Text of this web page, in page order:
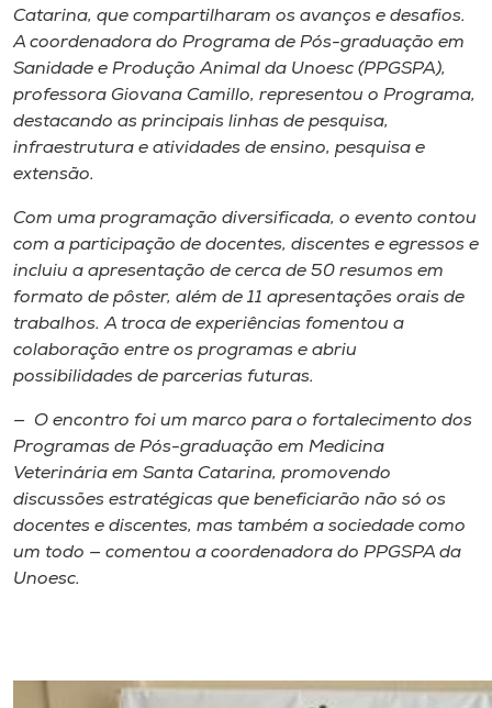
Catarina, que compartilharam os avanços e desafios.
A coordenadora do Programa de Pós-graduação em
Sanidade e Produção Animal da Unoesc (PPGSPA),
professora Giovana Camillo, representou o Programa,
destacando as principais linhas de pesquisa,
infraestrutura e atividades de ensino, pesquisa e
extensão.
Com uma programação diversificada, o evento contou
com a participação de docentes, discentes e egressos e
incluiu a apresentação de cerca de 50 resumos em
formato de pôster, além de 11 apresentações orais de
trabalhos. A troca de experiências fomentou a
colaboração entre os programas e abriu
possibilidades de parcerias futuras.
— O encontro foi um marco para o fortalecimento dos
Programas de Pós-graduação em Medicina
Veterinária em Santa Catarina, promovendo
discussões estratégicas que beneficiarão não só os
docentes e discentes, mas também a sociedade como
um todo — comentou a coordenadora do PPGSPA da
Unoesc.